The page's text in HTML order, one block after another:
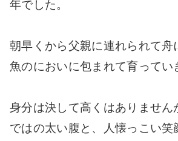
年でした。
朝早くから父親に連れられて舟
魚のにおいに包まれて育ってい
身分は決して高くはありません
ではの太い腹と、人懐っこい笑